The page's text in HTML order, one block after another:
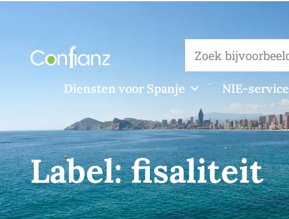
Diensten voor Spanje NIE-service
Label:fisaliteit